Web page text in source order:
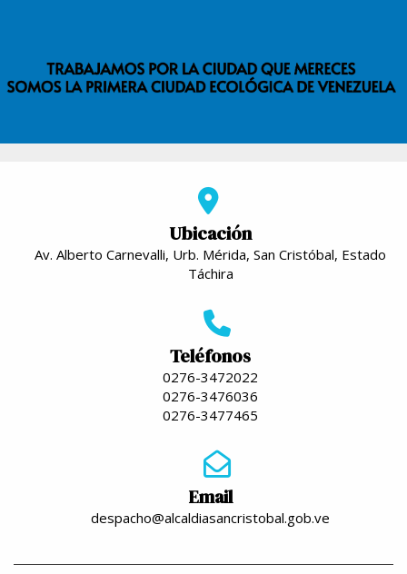
Ubicación
Av. Alberto Carnevalli, Urb. Mérida, San Cristóbal, Estado
Táchira
Teléfonos
0276-3472022
0276-3476036
0276-3477465
Email
despacho@alcaldiasancristobal.gob.ve